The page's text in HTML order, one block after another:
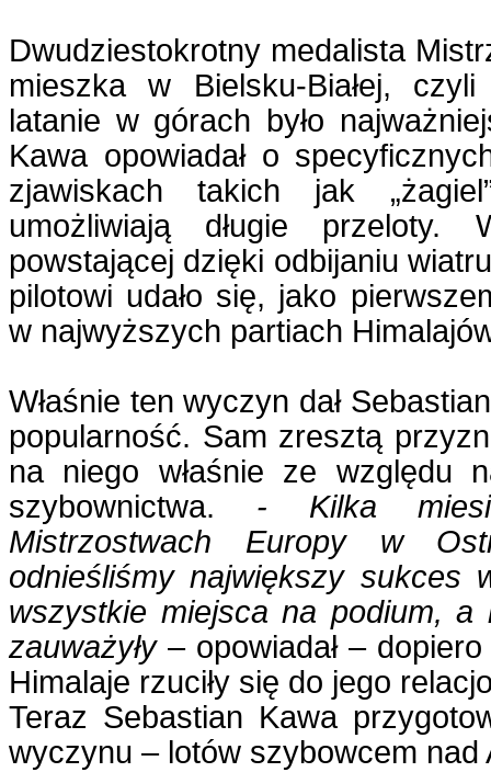
Dwudziestokrotny medalista
mieszka w Bielsku-Białej,
latanie w górach było
Kawa opowiadał o
zjawiskach takich jak
umożliwiają długie przeloty.
powstającej dzięki odbijaniu
pilotowi udało się, jako
w najwyższych partiach
Właśnie ten wyczyn dał
popularność. Sam zresztą
na niego właśnie ze względu
szybownictwa. - Kilka
Mistrzostwach Europy w
odnieśliśmy największy sukces
wszystkie miejsca na podium, a
zauważyły– opowiadał – dopiero
Himalaje rzuciły się do jego
Teraz Sebastian Kawa
wyczynu – lotów szybowcem nad